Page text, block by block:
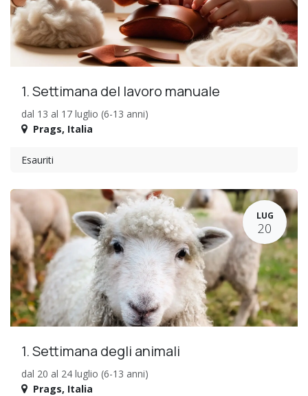
1. Settimana del lavoro manuale
dal 13 al 17 luglio (6-13 anni)
Prags, Italia
Esauriti
LUG
20
1. Settimana degli animali
dal 20 al 24 luglio (6-13 anni)
Prags, Italia